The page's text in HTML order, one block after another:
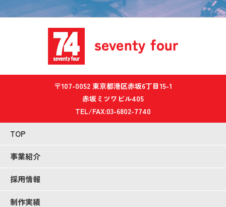
〒107-0052 東京都港区赤坂6丁目15-1
赤坂ミツワビル405
TEL/FAX:03-6802-7740
TOP
事業紹介
採用情報
制作実績